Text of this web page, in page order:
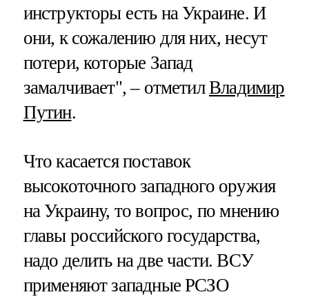
инструкторы есть на Украине. И
они, к сожалению для них, несут
потери, которые Запад
замалчивает", – отметилВладимир
Путин.
Что касается поставок
высокоточного западного оружия
на Украину, то вопрос, по мнению
главы российского государства,
надо делить на две части. ВСУ
применяют западные РСЗО